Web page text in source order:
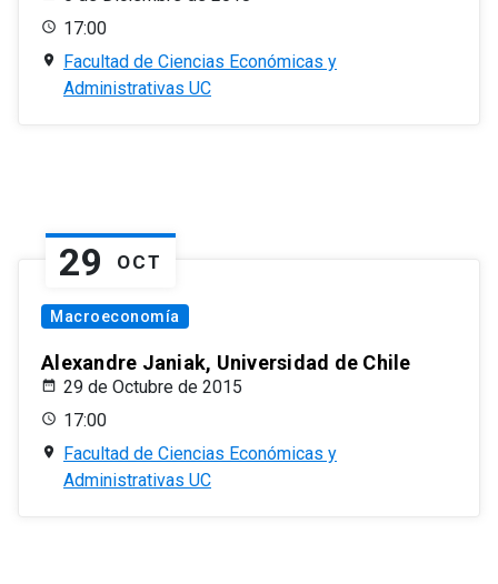
17:00
Facultad de Ciencias Económicas y
Administrativas UC
29 OCT
Macroeconomía
Alexandre Janiak, Universidad de Chile
29 de Octubre de 2015
17:00
Facultad de Ciencias Económicas y
Administrativas UC